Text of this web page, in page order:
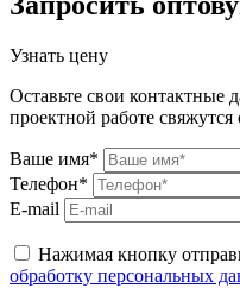
Узнать цену
Оставьте свои
проектной работе свяжутся
Ваше имя*
Телефон*
E-mail
Нажимая кнопку
обработку персональных